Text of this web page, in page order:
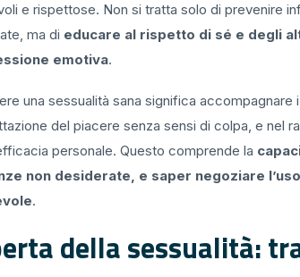
e rispettose. Non si tratta solo di prevenire
ma di educare al rispetto di sé e degli
emotiva.
una sessualità sana significa
del piacere senza sensi di colpa, e nel
personale. Questo comprende la
non desiderate, e saper negoziare
.
della sessualità: